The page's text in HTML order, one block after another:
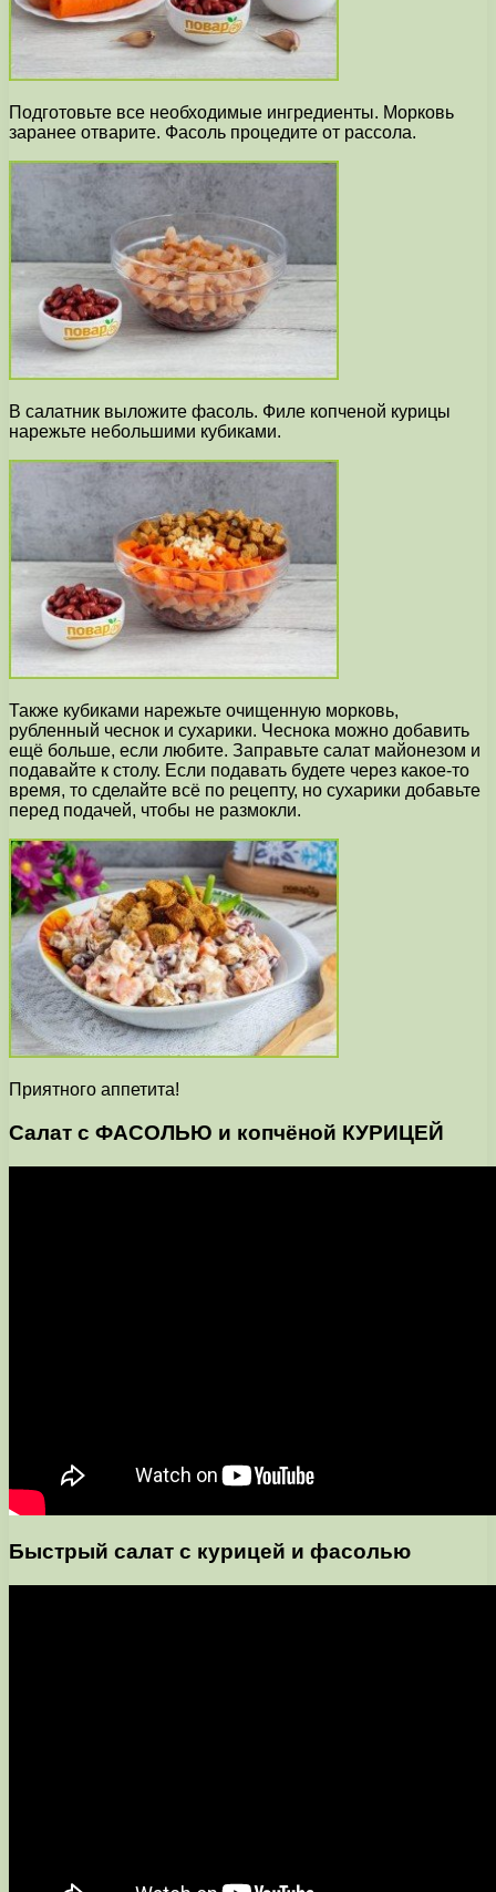
Подготовьте все необходимые ингредиенты. Морковь
заранее отварите. Фасоль процедите от рассола.
В салатник выложите фасоль. Филе копченой курицы
нарежьте небольшими кубиками.
Также кубиками нарежьте очищенную морковь,
рубленный чеснок и сухарики. Чеснока можно добавить
ещё больше, если любите. Заправьте салат майонезом и
подавайте к столу. Если подавать будете через какое-то
время, то сделайте всё по рецепту, но сухарики добавьте
перед подачей, чтобы не размокли.
Приятного аппетита!
Салат с ФАСОЛЬЮ и копчёной КУРИЦЕЙ
Быстрый салат с курицей и фасолью